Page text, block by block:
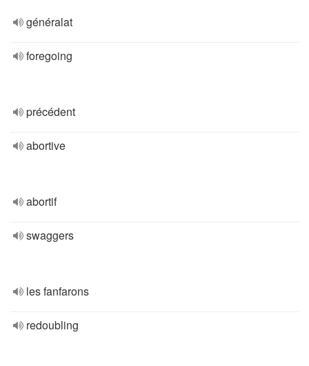
généralat
foregoing
précédent
abortive
abortif
swaggers
les fanfarons
redoubling